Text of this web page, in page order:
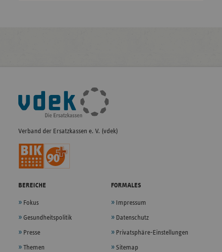
Fußleisten-
Navigation
Verband der Ersatzkassen e. V. (vdek)
BEREICHE
Fokus
Gesundheitspolitik
Presse
Themen
FORMALES
Impressum
Datenschutz
Privatsphäre-Einstellungen
Sitemap